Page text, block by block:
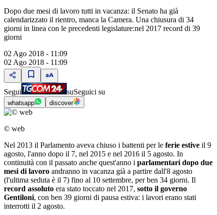
Dopo due mesi di lavoro tutti in vacanza: il Senato ha già
calendarizzato il rientro, manca la Camera. Una chiusura di 34
giorni in linea con le precedenti legislature:nel 2017 record di 39
giorni
02 Ago 2018 - 11:09
02 Ago 2018 - 11:09
Segui suSeguici su
whatsapp discover
© web
Nel 2013 il Parlamento aveva chiuso i battenti per le ferie estive il 9
agosto, l'anno dopo il 7, nel 2015 e nel 2016 il 5 agosto. In
continuità con il passato anche quest'anno i parlamentari dopo due
mesi di lavoro andranno in vacanza già a partire dall'8 agosto
(l'ultima seduta è il 7) fino al 10 settembre, per ben 34 giorni. Il
record assoluto era stato toccato nel 2017, sotto il governo
Gentiloni, con ben 39 giorni di pausa estiva: i lavori erano stati
interrotti il 2 agosto.